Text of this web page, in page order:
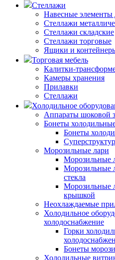
Стеллажи
Навесные элементы
Стеллажи
Стеллажи складские
Стеллажи торговые
Ящики и
Торговая мебель
Калитки-
Камеры хранения
Прилавки
Стеллажи
Холодильное
Аппараты шоковой
Бонеты
Бонеты
Морозильные лари
Морозильные
Морозильные
стекла
Морозильные
крышкой
Неохлаждаемые
Холодильное
холодоснабжение
Горки
Бонеты
Холодильные